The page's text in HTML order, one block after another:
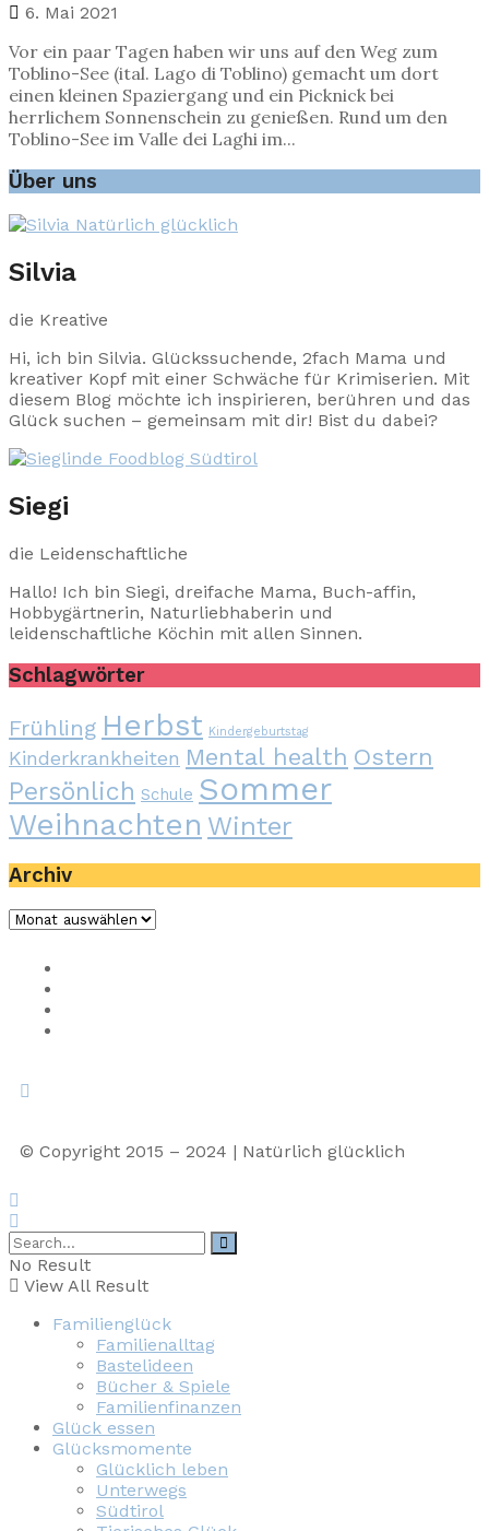
6. Mai 2021
Vor ein paar Tagen haben wir uns auf den Weg zum
Toblino-See (ital. Lago di Toblino) gemacht um dort
einen kleinen Spaziergang und ein Picknick bei
herrlichem Sonnenschein zu genießen. Rund um den
Toblino-See im Valle dei Laghi im...
Über uns
Silvia
die Kreative
Hi, ich bin Silvia. Glückssuchende, 2fach Mama und
kreativer Kopf mit einer Schwäche für Krimiserien. Mit
diesem Blog möchte ich inspirieren, berühren und das
Glück suchen – gemeinsam mit dir! Bist du dabei?
Siegi
die Leidenschaftliche
Hallo! Ich bin Siegi, dreifache Mama, Buch-affin,
Hobbygärtnerin, Naturliebhaberin und
leidenschaftliche Köchin mit allen Sinnen.
Schlagwörter
Frühling Herbst Kindergeburtstag
Kinderkrankheiten Mental health Ostern
Persönlich Schule Sommer
Weihnachten Winter
Archiv
© Copyright 2015 – 2024 | Natürlich glücklich
No Result
View All Result
Familienglück
Familienalltag
Bastelideen
Bücher & Spiele
Familienfinanzen
Glück essen
Glücksmomente
Glücklich leben
Unterwegs
Südtirol